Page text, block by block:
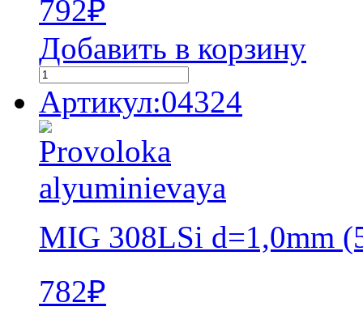
792₽
Добавить в корзину
Артикул:04324
MIG 308LSi d=1,0mm
782₽